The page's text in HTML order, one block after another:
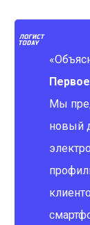
Мы
новый